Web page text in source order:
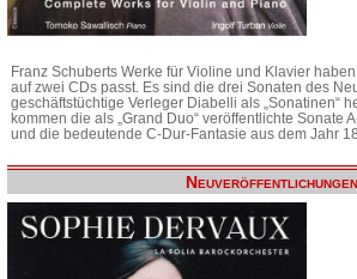
Franz Schuberts Werke für Violine und Klavier
auf zwei CDs passt. Es sind die drei Sonaten des
geschäftstüchtige Verleger Diabelli als „Sonatinen“
kommen die als „Grand Duo“ veröffentlichte Sonate
und die bedeutende C-Dur-Fantasie aus dem Jahr
Neuveröffentlichungen